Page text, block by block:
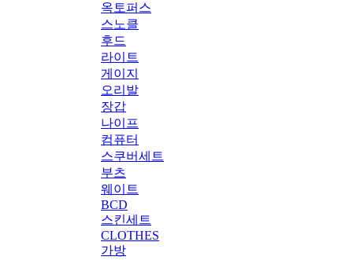
옥토퍼스
스노클
후드
라이트
게이지
오리발
장갑
나이프
컴퓨터
스쿠버세트
부츠
웨이트
BCD
스킨세트
CLOTHES
가방